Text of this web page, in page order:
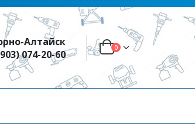
Алтайск
074-20-60
0